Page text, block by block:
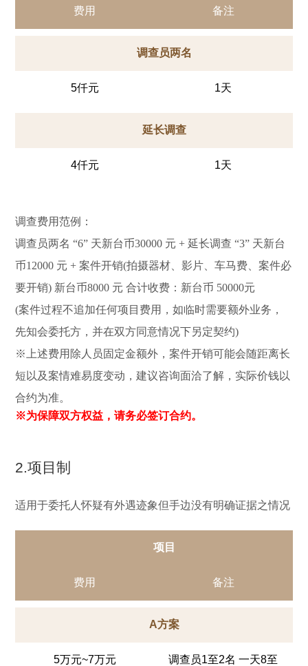
费用 备注
调查员两名
5仟元 1天
延长调查
4仟元 1天
调查费用范例：
调查员两名 “6” 天新台币30000 元 + 延长调查 “3” 天新台
币12000 元 + 案件开销(拍摄器材、影片、车马费、案件必
要开销) 新台币8000 元 合计收费：新台币 50000元
(案件过程不追加任何项目费用，如临时需要额外业务，
先知会委托方，并在双方同意情况下另定契约)
※上述费用除人员固定金额外，案件开销可能会随距离长
短以及案情难易度变动，建议咨询面洽了解，实际价钱以
合约为准。
※为保障双方权益，请务必签订合约。
2.项目制
适用于委托人怀疑有外遇迹象但手边没有明确证据之情况
项目
费用 备注
A方案
5万元~7万元
调查员1至2名 一天8至